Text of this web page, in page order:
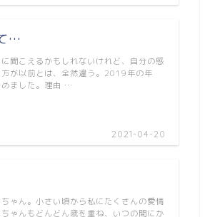
…
2021-04-20
聞こえるかもしれないけれど、自分の感
が以前とは、全然違う。2019年の年
めました。理由 …
ゃん。小さい頃から私にたくさんの愛情
ゃんもどんどん歳を重ね、いつの間にか